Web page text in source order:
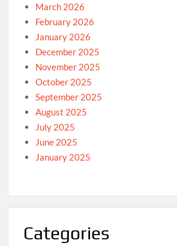
March 2026
February 2026
January 2026
December 2025
November 2025
October 2025
September 2025
August 2025
July 2025
June 2025
January 2025
Categories